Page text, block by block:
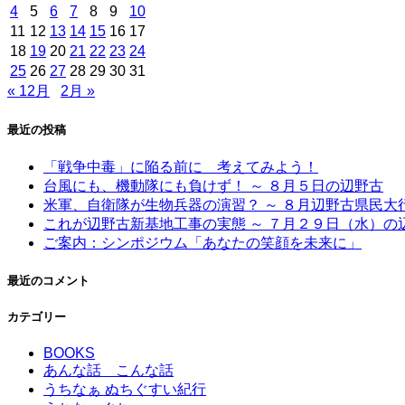
4
5 6 7 8 9
10
11 12 13 14 15 16 17
18 19 20 21 22 23 24
25 26 27 28 29 30 31
« 12月
2月 »
最近の投稿
「戦争中毒」に陥る前に 考えてみよう！
台風にも、機動隊にも負けず！ ～ ８月５日の辺野古
米軍、自衛隊が生物兵器の演習？ ～ ８月辺野古県民
これが辺野古新基地工事の実態 ～ ７月２９日（水）の
ご案内：シンポジウム「あなたの笑顔を未来に」
最近のコメント
カテゴリー
BOOKS
あんな話 こんな話
うちなぁ ぬちぐすい紀行